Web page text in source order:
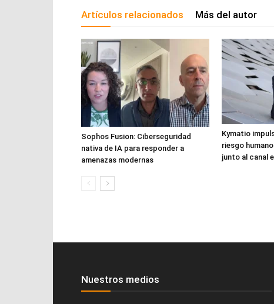
Artículos relacionados Más del autor
Sophos Fusion: Ciberseguridad
nativa de IA para responder a
amenazas modernas
Kymatio
riesgo
junto al canal
Nuestros medios